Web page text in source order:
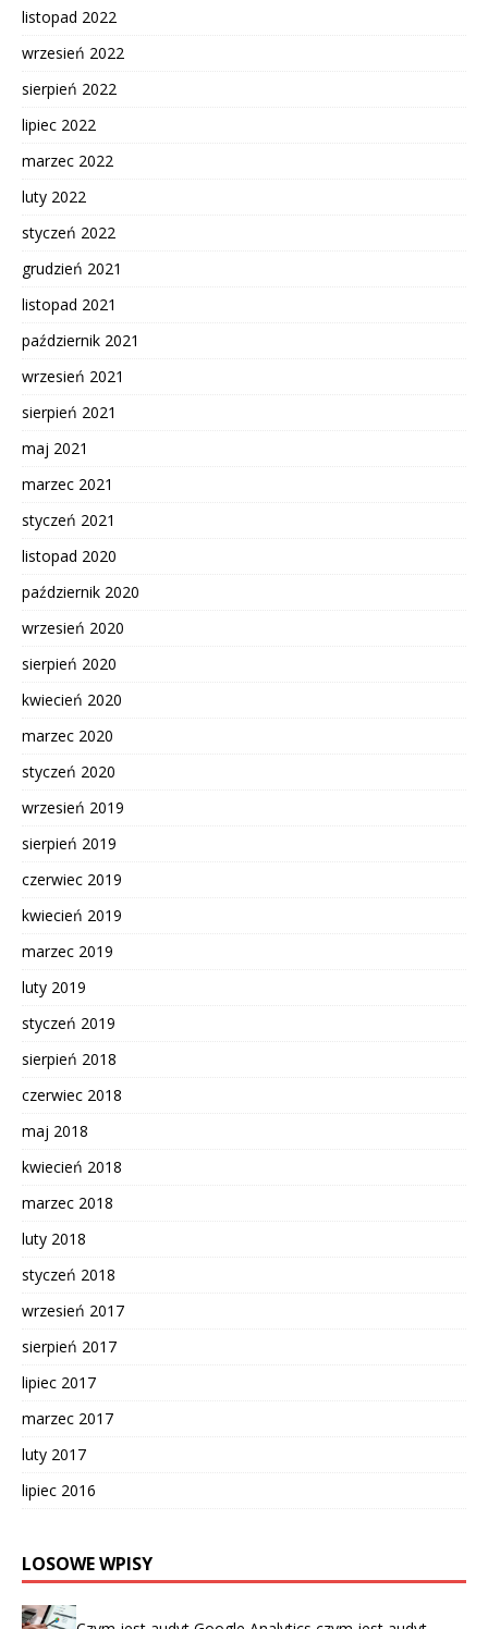
listopad 2022
wrzesień 2022
sierpień 2022
lipiec 2022
marzec 2022
luty 2022
styczeń 2022
grudzień 2021
listopad 2021
październik 2021
wrzesień 2021
sierpień 2021
maj 2021
marzec 2021
styczeń 2021
listopad 2020
październik 2020
wrzesień 2020
sierpień 2020
kwiecień 2020
marzec 2020
styczeń 2020
wrzesień 2019
sierpień 2019
czerwiec 2019
kwiecień 2019
marzec 2019
luty 2019
styczeń 2019
sierpień 2018
czerwiec 2018
maj 2018
kwiecień 2018
marzec 2018
luty 2018
styczeń 2018
wrzesień 2017
sierpień 2017
lipiec 2017
marzec 2017
luty 2017
lipiec 2016
LOSOWE WPISY